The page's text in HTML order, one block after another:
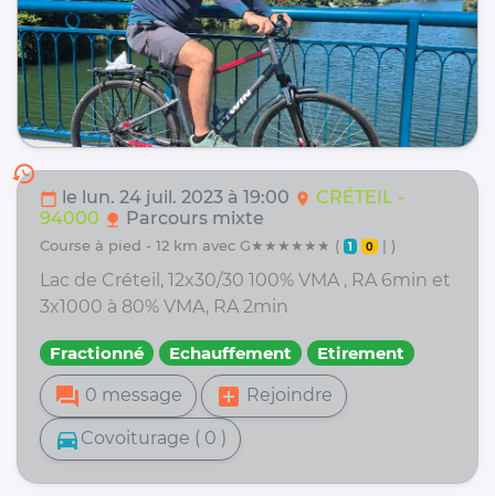
history
calendar_today le lun. 24 juil. 2023 à 19:00 location_on CRÉTEIL -
94000 nature Parcours mixte
course à pied - 12 km avec G★★★★★★ ( 1 0 | )
Lac de Créteil, 12x30/30 100% VMA , RA 6min et
3x1000 à 80% VMA, RA 2min
Fractionné Echauffement Etirement
forum 0 message add_box Rejoindre
directions_car Covoiturage ( 0 )